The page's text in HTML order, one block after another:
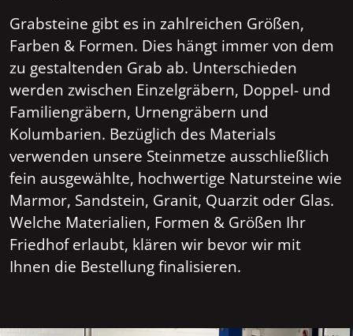
Grabsteine gibt es in zahlreichen Größen,
Farben & Formen. Dies hängt immer von dem
zu gestaltenden Grab ab. Unterschieden
werden zwischen Einzelgräbern, Doppel- und
Familiengräbern, Urnengräbern und
Kolumbarien. Bezüglich des Materials
verwenden unsere Steinmetze ausschließlich
fein ausgewählte, hochwertige Natursteine wie
Marmor, Sandstein, Granit, Quarzit oder Glas.
Welche Materialien, Formen & Größen Ihr
Friedhof erlaubt, klären wir bevor wir mit
Ihnen die Bestellung finalisieren.